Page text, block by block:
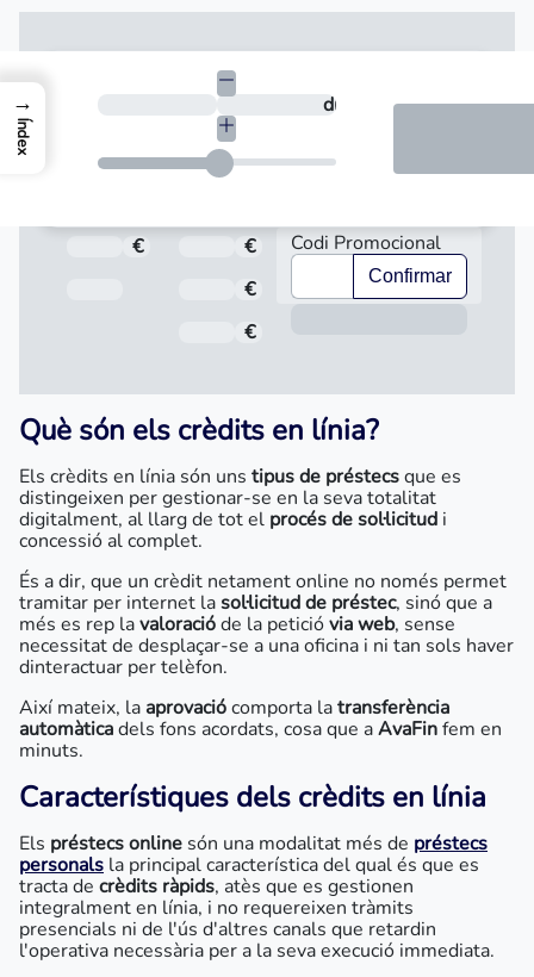
En quants dies vols tornar-ho?
dies
Total a pagar
€ Import
€
Data de venciment
€
€
Codi Promocional
Confirmar
Què són els crèdits en línia?
Els crèdits en línia són uns tipus de préstecsque es
distingeixen per gestionar-se en la seva totalitat
digitalment, al llarg de tot el procés de sol·licitud i
concessió al complet.
És a dir, que un crèdit netament online no només permet
tramitar per internet lasol·licitud de préstec, sinó que a
més es rep lavaloracióde la peticióvia web, sense
necessitat de desplaçar-se a una oficina i ni tan sols haver
dinteractuar per telèfon.
Així mateix, la aprovaciócomporta latransferència
automàticadels fons acordats, cosa que aAvaFinfem en
minuts.
Característiques dels crèdits en línia
Els préstecs online són una modalitat més de préstecs
personals la principal característica del qual és que es
tracta de crèdits ràpids, atès que es gestionen
integralment en línia, i no requereixen tràmits
presencials ni de l'ús d'altres canals que retardin
l'operativa necessària per a la seva execució immediata.
→
Índex